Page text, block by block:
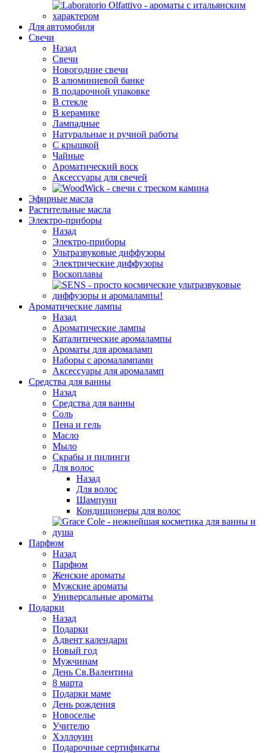
Для автомобиля
Свечи
Назад
Свечи
Новогодние свечи
В алюминиевой банке
В подарочной упаковке
В стекле
В керамике
Лампадные
Натуральные и ручной работы
С крышкой
Чайные
Ароматический воск
Аксессуары для свечей
Эфирные масла
Растительные масла
Электро-приборы
Назад
Электро-приборы
Ультразвуковые диффузоры
Электрические диффузоры
Воскоплавы
Ароматические лампы
Назад
Ароматические лампы
Каталитические аромалампы
Ароматы для аромаламп
Наборы с аромалампами
Аксессуары для аромаламп
Средства для ванны
Назад
Средства для ванны
Соль
Пена и гель
Масло
Мыло
Скрабы и пилинги
Для волос
Назад
Для волос
Шампуни
Кондиционеры для волос
Парфюм
Назад
Парфюм
Женские ароматы
Мужские ароматы
Универсальные ароматы
Подарки
Назад
Подарки
Адвент календари
Новый год
Мужчинам
День Св.Валентина
8 марта
Подарки маме
День рождения
Новоселье
Учителю
Хэллоуин
Подарочные сертификаты